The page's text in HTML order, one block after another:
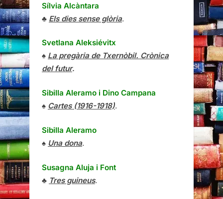
Sílvia Alcàntara
♣ Els dies sense glòria.
Svetlana Aleksiévitx
♠ La pregària de Txernòbil. Crònica
del futur.
Sibilla Aleramo i Dino Campana
♠ Cartes (1916-1918).
Sibilla Aleramo
♠ Una dona.
Susagna Aluja i Font
♣ Tres guineus.